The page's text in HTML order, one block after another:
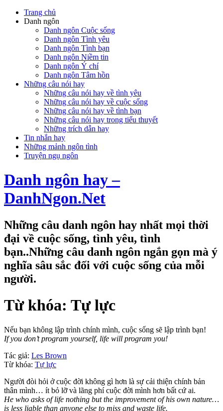
Trang chủ
Danh ngôn
Danh ngôn Cuộc sống
Danh ngôn Tình yêu
Danh ngôn Tình bạn
Danh ngôn Niềm tin
Danh ngôn Ý chí
Danh ngôn Tâm hồn
Những câu nói hay
Những câu nói hay về tình yêu
Những câu nói hay về cuộc sống
Những câu nói hay về tình bạn
Những câu nói hay trong tiểu thuyết
Những trích dẫn hay
Tin nhắn hay
Những mảnh ngôn tình
Truyện ngụ ngôn
Danh ngôn hay –
DanhNgon.Net
Những câu danh ngôn hay nhất mọi thời
đại về cuộc sống, tình yêu, tình
bạn..Những câu danh ngôn ngắn gọn mà ý
nghĩa sâu sắc đối với cuộc sống của mỗi
người.
Từ khóa: Tự lực
Nếu bạn không lập trình chính mình, cuộc sống sẽ lập trình bạn!
If you don’t program yourself, life will program you!
Tác giả: Les Brown
Từ khóa: Tự lực
Người đòi hỏi ở cuộc đời không gì hơn là sự cải thiện chính bản
thân mình… ít bỏ lỡ và lãng phí cuộc đời mình hơn bất cứ ai.
He who asks of life nothing but the improvement of his own nature…
is less liable than anyone else to miss and waste life.